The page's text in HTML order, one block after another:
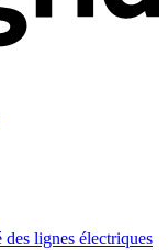
lignes électriques